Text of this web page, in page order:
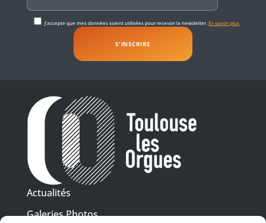
J'accepte que mes données soient utilisées pour recevoir la newsletter.En savoir plus
Actualités
Galeries Photos